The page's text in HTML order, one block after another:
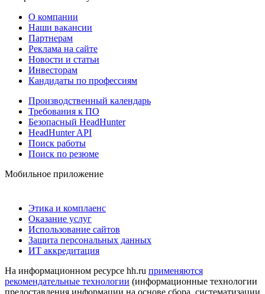
О компании
Наши вакансии
Партнерам
Реклама на сайте
Новости и статьи
Инвесторам
Кандидаты по профессиям
Производственный календарь
Требования к ПО
Безопасный HeadHunter
HeadHunter API
Поиск работы
Поиск по резюме
Мобильное приложение
Этика и комплаенс
Оказание услуг
Использование сайтов
Защита персональных данных
ИТ аккредитация
На информационном ресурсе hh.ru применяются
рекомендательные технологии (информационные технологии
предоставления информации на основе сбора, систематизации